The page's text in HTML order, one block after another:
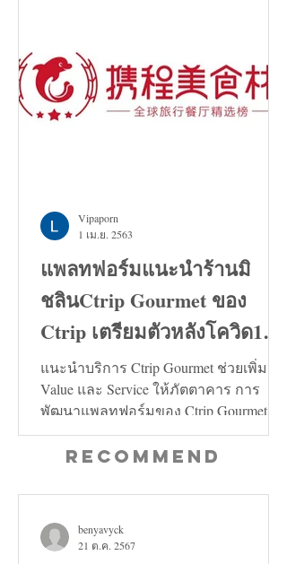
แพลทฟอร์มแนะนำร้านมิ
ชลินCtrip Gourmet ของ
Ctrip เตรียมตัวหลังโควิด19
คลี่คลาย
แนะนำบริการ Ctrip Gourmet ช่วยเพิ่ม
Value และ Service ให้ภัตตาคาร การ
พัฒนาแพลทฟอร์มของ Ctrip Gourmet จะ
ช่วยเพิ่มทั้งในด้าน Value และ...
Vipaporn
1 เม.ย. 2563
Recommend
benyavyck
21 ต.ค. 2567